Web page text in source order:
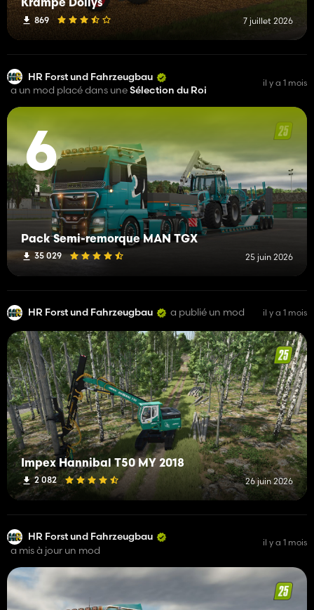
Krampe Dollys
869 7 juillet 2026
HR Forst und Fahrzeugbau
a un mod placé dans uneSélection du Roi
il y a 1 mois
6
Pack Semi-remorque MAN TGX
35 029 25 juin 2026
HR Forst und Fahrzeugbau a publié un mod il y a 1 mois
Impex Hannibal T50 MY 2018
2 082 26 juin 2026
HR Forst und Fahrzeugbau
a mis à jour un mod
il y a 1 mois